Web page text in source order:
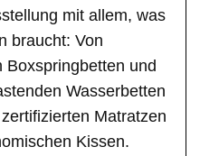
mit allem, was
braucht: Von
Boxspringbetten und
Wasserbetten
Matratzen
Kissen.